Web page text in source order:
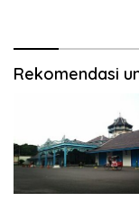
Rekomendasi